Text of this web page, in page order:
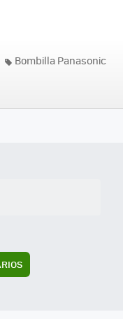
Bombilla Panasonic